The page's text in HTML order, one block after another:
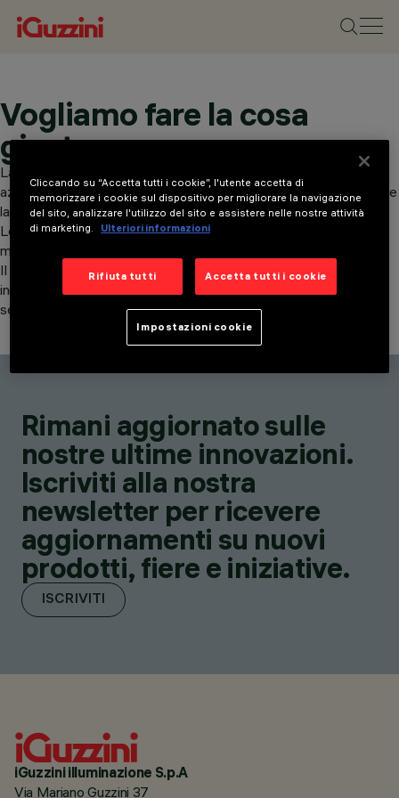
Vogliamo fare la cosa
giusta
La nostra organizzazione promuove la trasparenza e l’etica
aziendale attraverso il nostro servizio di segnalazioni, che consente
la segnalazione confidenziale di sospette irregolarità.
Le segnalazioni possono riguardare reati, corruzione, violazioni in
materia di salute, sicurezza, ambiente e privacy.
Il canale di segnalazione garantisce anonimato e sicurezza. Le
indagini vengono condotte con riservatezza e protezione per il
segnalante.
Rimani aggiornato sulle
nostre ultime innovazioni.
Iscriviti alla nostra
newsletter per ricevere
aggiornamenti su nuovi
prodotti, fiere e iniziative.
ISCRIVITI
iGuzzini illuminazione S.p.A
Via Mariano Guzzini 37
Cliccando su “Accetta tutti i cookie”, l'utente accetta di
memorizzare i cookie sul dispositivo per migliorare la navigazione
del sito, analizzare l'utilizzo del sito e assistere nelle nostre attività
di marketing.
Ulteriori informazioni
Rifiuta tutti Accetta tutti i cookie
Impostazioni cookie